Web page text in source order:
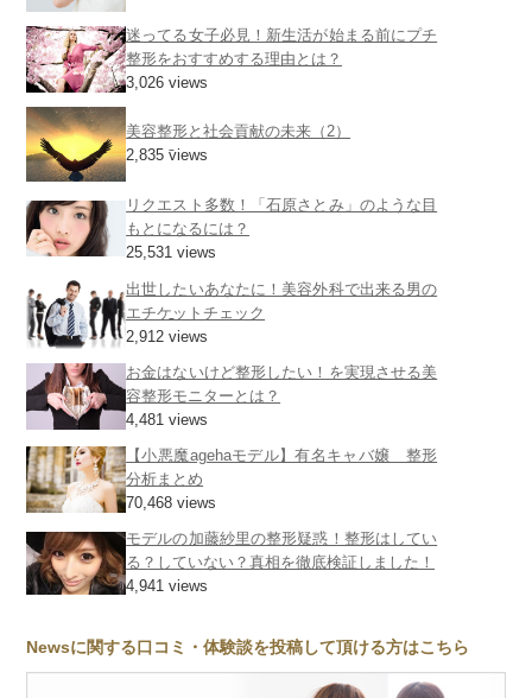
迷ってる女子必見！新生活が始まる前にプチ
整形をおすすめする理由とは？
3,026 views
美容整形と社会貢献の未来（2）
2,835 views
リクエスト多数！「石原さとみ」のような目
もとになるには？
25,531 views
出世したいあなたに！美容外科で出来る男の
エチケットチェック
2,912 views
お金はないけど整形したい！を実現させる美
容整形モニターとは？
4,481 views
【小悪魔agehaモデル】有名キャバ嬢 整形
分析まとめ
70,468 views
モデルの加藤紗里の整形疑惑！整形はしてい
る？していない？真相を徹底検証しました！
4,941 views
Newsに関する口コミ・体験談を投稿して頂ける方はこちら